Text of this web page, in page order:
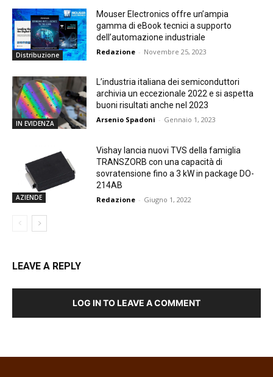
Distribuzione
Mouser Electronics offre un’ampia
gamma di eBook tecnici a supporto
dell’automazione industriale
Redazione - Novembre 25, 2023
IN EVIDENZA
L’industria italiana dei semiconduttori
archivia un eccezionale 2022 e si aspetta
buoni risultati anche nel 2023
Arsenio Spadoni - Gennaio 1, 2023
AZIENDE
Vishay lancia nuovi TVS della famiglia
TRANSZORB con una capacità di
sovratensione fino a 3 kW in package DO-
214AB
Redazione - Giugno 1, 2022
LEAVE A REPLY
LOG IN TO LEAVE A COMMENT